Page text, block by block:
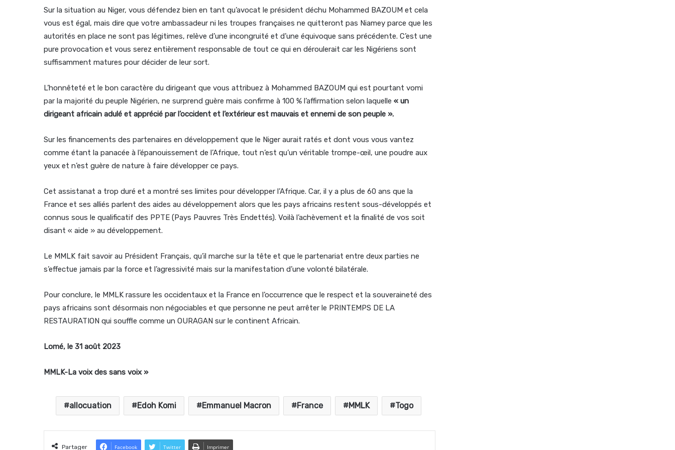
Sur la situation au Niger, vous défendez bien en tant qu’avocat le président déchu Mohammed BAZOUM et cela
vous est égal, mais dire que votre ambassadeur ni les troupes françaises ne quitteront pas Niamey parce que les
autorités en place ne sont pas légitimes, relève d’une incongruité et d’une équivoque sans précédente. C’est une
pure provocation et vous serez entièrement responsable de tout ce qui en déroulerait car les Nigériens sont
suffisamment matures pour décider de leur sort.
L’honnêteté et le bon caractère du dirigeant que vous attribuez à Mohammed BAZOUM qui est pourtant vomi
par la majorité du peuple Nigérien, ne surprend guère mais confirme à 100 % l’affirmation selon laquelle « un
dirigeant africain adulé et apprécié par l’occident et l’extérieur est mauvais et ennemi de son peuple ».
Sur les financements des partenaires en développement que le Niger aurait ratés et dont vous vous vantez
comme étant la panacée à l’épanouissement de l’Afrique, tout n’est qu’un véritable trompe-œil, une poudre aux
yeux et n’est guère de nature à faire développer ce pays.
Cet assistanat a trop duré et a montré ses limites pour développer l’Afrique. Car, il y a plus de 60 ans que la
France et ses alliés parlent des aides au développement alors que les pays africains restent sous-développés et
connus sous le qualificatif des PPTE (Pays Pauvres Très Endettés). Voilà l’achèvement et la finalité de vos soit
disant « aide » au développement.
Le MMLK fait savoir au Président Français, qu’il marche sur la tête et que le partenariat entre deux parties ne
s’effectue jamais par la force et l’agressivité mais sur la manifestation d’une volonté bilatérale.
Pour conclure, le MMLK rassure les occidentaux et la France en l’occurrence que le respect et la souveraineté des
pays africains sont désormais non négociables et que personne ne peut arrêter le PRINTEMPS DE LA
RESTAURATION qui souffle comme un OURAGAN sur le continent Africain.
Lomé, le 31 août 2023
MMLK-La voix des sans voix »
allocuation Edoh Komi Emmanuel Macron France MMLK Togo
Partager Facebook Twitter Imprimer